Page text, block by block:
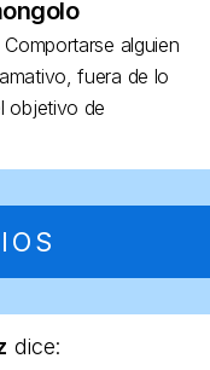
Comportarse alguien
fuera de lo
objetivo de
dice: